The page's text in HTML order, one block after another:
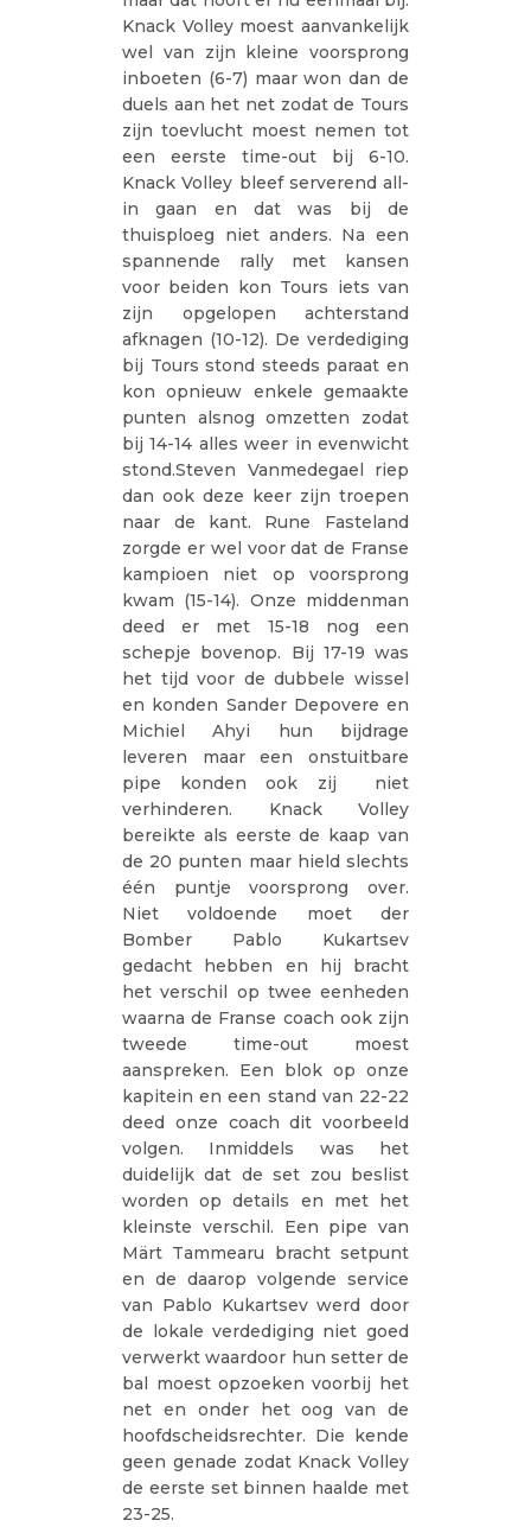
Knack Volley moest aanvankelijk
wel van zijn kleine voorsprong
inboeten (6-7) maar won dan de
duels aan het net zodat de Tours
zijn toevlucht moest nemen tot
een eerste time-out bij 6-10.
Knack Volley bleef serverend all-
in gaan en dat was bij de
thuisploeg niet anders. Na een
spannende rally met kansen
voor beiden kon Tours iets van
zijn opgelopen achterstand
afknagen (10-12). De verdediging
bij Tours stond steeds paraat en
kon opnieuw enkele gemaakte
punten alsnog omzetten zodat
bij 14-14 alles weer in evenwicht
stond.Steven Vanmedegael riep
dan ook deze keer zijn troepen
naar de kant. Rune Fasteland
zorgde er wel voor dat de Franse
kampioen niet op voorsprong
kwam (15-14). Onze middenman
deed er met 15-18 nog een
schepje bovenop. Bij 17-19 was
het tijd voor de dubbele wissel
en konden Sander Depovere en
Michiel Ahyi hun bijdrage
leveren maar een onstuitbare
pipe konden ook zij niet
verhinderen. Knack Volley
bereikte als eerste de kaap van
de 20 punten maar hield slechts
één puntje voorsprong over.
Niet voldoende moet der
Bomber Pablo Kukartsev
gedacht hebben en hij bracht
het verschil op twee eenheden
waarna de Franse coach ook zijn
tweede time-out moest
aanspreken. Een blok op onze
kapitein en een stand van 22-22
deed onze coach dit voorbeeld
volgen. Inmiddels was het
duidelijk dat de set zou beslist
worden op details en met het
kleinste verschil. Een pipe van
Märt Tammearu bracht setpunt
en de daarop volgende service
van Pablo Kukartsev werd door
de lokale verdediging niet goed
verwerkt waardoor hun setter de
bal moest opzoeken voorbij het
net en onder het oog van de
hoofdscheidsrechter. Die kende
geen genade zodat Knack Volley
de eerste set binnen haalde met
23-25.